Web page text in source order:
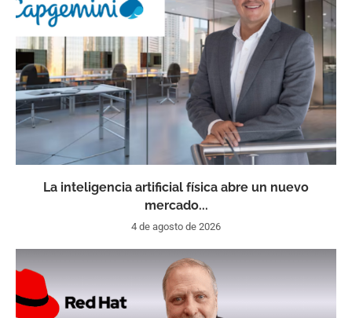
La inteligencia artificial física abre un nuevo
mercado...
4 de agosto de 2026